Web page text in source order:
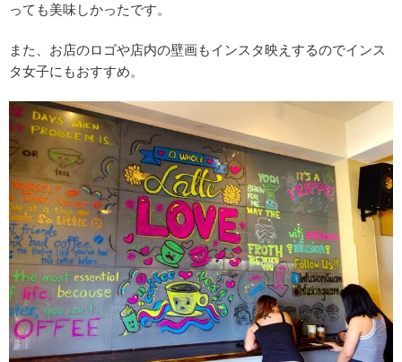
っても美味しかったです。
また、お店のロゴや店内の壁画もインスタ映えするのでインス
タ女子にもおすすめ。